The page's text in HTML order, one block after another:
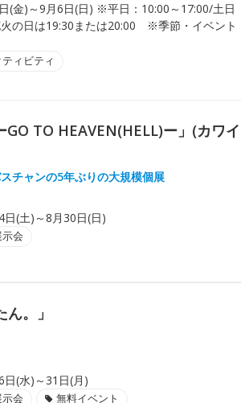
(金)～9月6日(日) ※平日：10:00～17:00/土日
の日は19:30または20:00 ※季節・イベント
ィビティ
TO HEAVEN(HELL)ー」(カワイ
チャンの5年ぶりの大規模個展
日(土)～8月30日(日)
会
。」
日(水)～31日(月)
会 無料イベント